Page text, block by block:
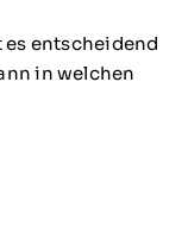
entscheidend
in welchen